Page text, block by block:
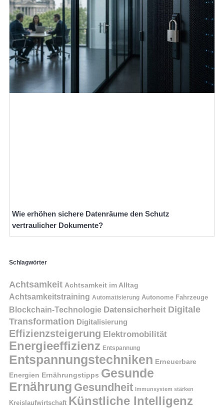
Wie erhöhen sichere Datenräume den Schutz
vertraulicher Dokumente?
Schlagwörter
Achtsamkeit Achtsamkeit im Alltag
Achtsamkeitstraining Automatisierung Autonome Fahrzeuge
Blockchain-Technologie Datensicherheit Digitale
Transformation Digitalisierung
Effizienzsteigerung Elektromobilität
Energieeffizienz Entspannung
Entspannungstechniken Erneuerbare
Energien Ernährungstipps Gesunde
Ernährung Gesundheit Immunsystem stärken
Kreislaufwirtschaft Künstliche Intelligenz